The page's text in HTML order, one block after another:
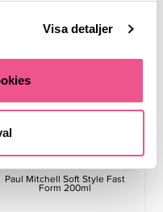
Visa detaljer
Paul Mitchell Soft Style Fast
Form 200ml